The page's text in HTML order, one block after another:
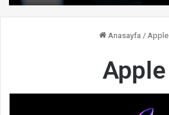
Anasayfa / Apple
Apple